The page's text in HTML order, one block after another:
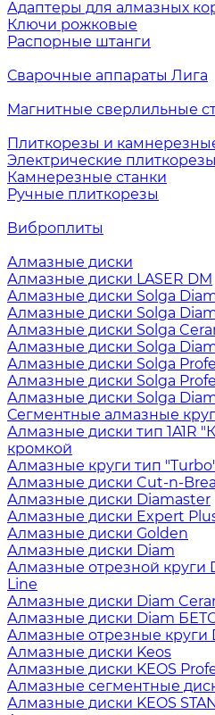
Адаптеры для алмазных
Ключи рожковые
Распорные штанги
Сварочные аппараты Лига
Магнитные сверлильные
Плиткорезы и
Электрические плиткорезы
Камнерезные станки
Ручные плиткорезы
Виброплиты
Алмазные диски
Алмазные диски LASER DM
Алмазные диски Solga
Алмазные диски Solga
Алмазные диски Solga
Алмазные диски Solga
Алмазные диски Solga
Алмазные диски Solga
Алмазные диски Solga
Сегментные алмазные
Алмазные диски тип 1A1R
кромкой
Алмазные круги тип
Алмазные диски Cut-n-
Алмазные диски Diamaster
Алмазные диски Expert
Алмазные диски Golden
Алмазные диски Diam
Алмазные отрезной круги
Line
Алмазные диски Diam
Алмазные диски Diam
Алмазные отрезные круги
Алмазные диски Keos
Алмазные диски KEOS
Алмазные сегментные
Алмазные диски KEOS